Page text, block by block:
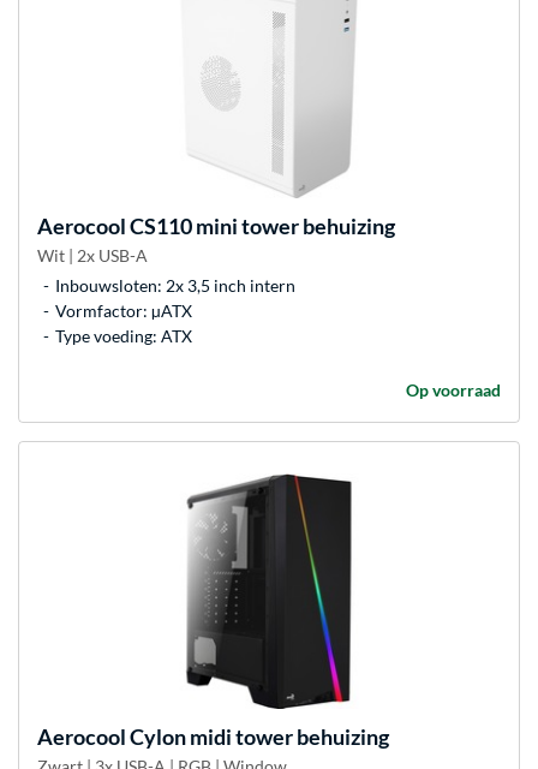
AerocoolCS110 mini tower behuizing
Wit | 2x USB-A
Inbouwsloten: 2x 3,5 inch intern
Vormfactor: µATX
Type voeding: ATX
Op voorraad
AerocoolCylon midi tower behuizing